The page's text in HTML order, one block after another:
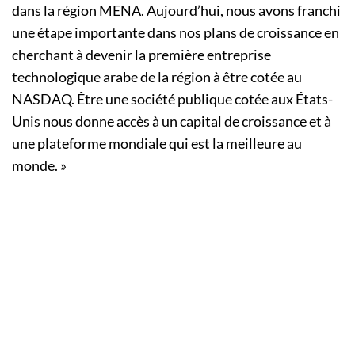
dans la région MENA. Aujourd’hui, nous avons franchi
une étape importante dans nos plans de croissance en
cherchant à devenir la première entreprise
technologique arabe de la région à être cotée au
NASDAQ. Être une société publique cotée aux États-
Unis nous donne accès à un capital de croissance et à
une plateforme mondiale qui est la meilleure au
monde. »